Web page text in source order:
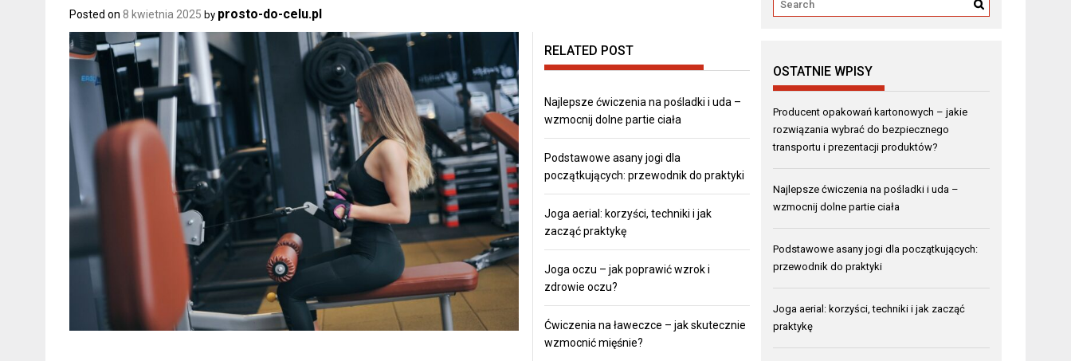
Posted on 8 kwietnia 2025 by prosto-do-celu.pl
RELATED POST
Najlepsze ćwiczenia na pośladki i uda –
wzmocnij dolne partie ciała
Podstawowe asany jogi dla
początkujących: przewodnik do praktyki
Joga aerial: korzyści, techniki i jak
zacząć praktykę
Joga oczu – jak poprawić wzrok i
zdrowie oczu?
Ćwiczenia na ławeczce – jak skutecznie
wzmocnić mięśnie?
OSTATNIE WPISY
Producent opakowań kartonowych – jakie
rozwiązania wybrać do bezpiecznego
transportu i prezentacji produktów?
Najlepsze ćwiczenia na pośladki i uda –
wzmocnij dolne partie ciała
Podstawowe asany jogi dla początkujących:
przewodnik do praktyki
Joga aerial: korzyści, techniki i jak zacząć
praktykę